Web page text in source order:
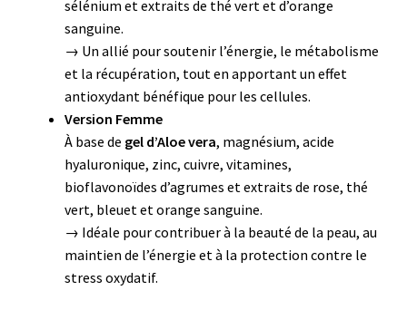
sélénium et extraits de thé vert et d’orange
sanguine.
→ Un allié pour soutenir l’énergie, le métabolisme
et la récupération, tout en apportant un effet
antioxydant bénéfique pour les cellules.
Version Femme
À base de gel d’Aloe vera, magnésium, acide
hyaluronique, zinc, cuivre, vitamines,
bioflavonoïdes d’agrumes et extraits de rose, thé
vert, bleuet et orange sanguine.
→ Idéale pour contribuer à la beauté de la peau, au
maintien de l’énergie et à la protection contre le
stress oxydatif.